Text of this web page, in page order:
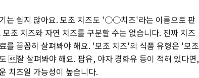
는 쉽지 않아요. 모조 치즈도 '○○치즈'라는 이름으로 판
조 치즈와 자연 치즈를 구분할 수는 없습니다. 진짜 치즈
를 꼼꼼히 살펴봐야 해요. '모조 치즈'의 식품 유형은 '모조
잘 살펴봐야 해요. 팜유, 야자 경화유 등이 적혀 있다면,
치즈일 가능성이 높습니다.